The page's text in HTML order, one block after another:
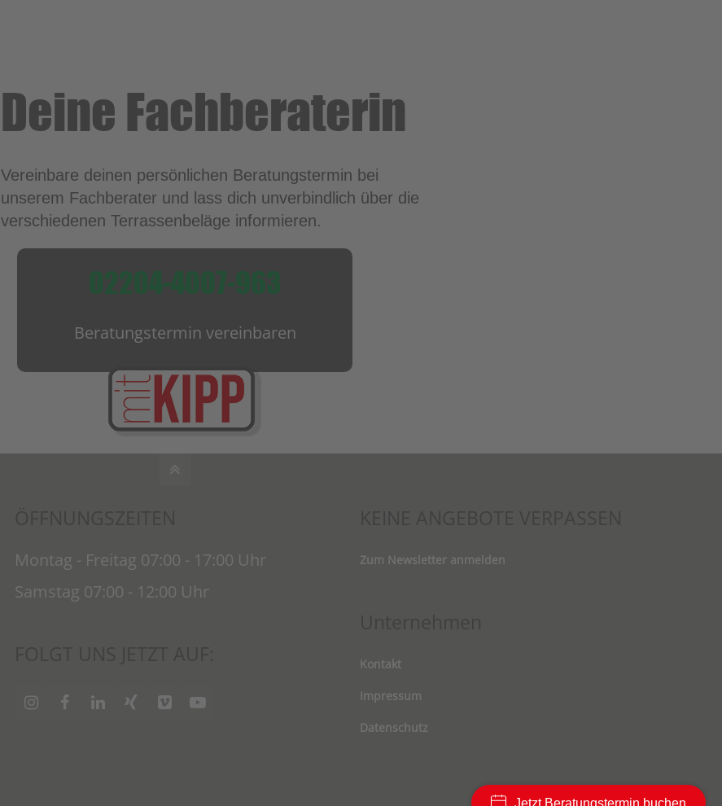
Deine Fachberaterin
Vereinbare deinen persönlichen Beratungstermin bei
unserem Fachberater und lass dich unverbindlich über die
verschiedenen Terrassenbeläge informieren.
02204-4007-963
Beratungstermin vereinbaren
Montag - Freitag 07:00 - 17:00 Uhr
Samstag 07:00 - 12:00 Uhr
Zum Newsletter anmelden
Kontakt
Impressum
Datenschutz
Jetzt Beratungstermin buchen